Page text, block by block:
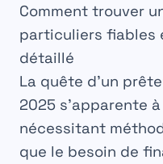
Comment trouver
particuliers fiables
détaillé
La quête d’un
2025 s’apparente
nécessitant
que le besoin de